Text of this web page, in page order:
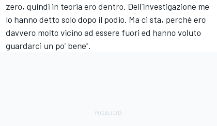
zero, quindi in teoria ero dentro. Dell'investigazione me
lo hanno detto solo dopo il podio. Ma ci sta, perchè ero
davvero molto vicino ad essere fuori ed hanno voluto
guardarci un po' bene".